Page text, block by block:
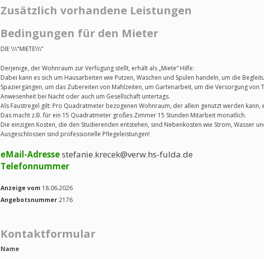
Zusätzlich vorhandene Leistungen
Bedingungen für den Mieter
DIE \\\"MIETE\\\"
Derjenige, der Wohnraum zur Verfügung stellt, erhält als „Miete“ Hilfe:
Dabei kann es sich um Hausarbeiten wie Putzen, Waschen und Spülen handeln, um die
Spaziergängen, um das Zubereiten von Mahlzeiten, um Gartenarbeit, um die Versorgung von
Anwesenheit bei Nacht oder auch um Gesellschaft untertags.
Als Faustregel gilt: Pro Quadratmeter bezogenen Wohnraum, der allein genutzt werden kann,
Das macht z.B. für ein 15 Quadratmeter großes Zimmer 15 Stunden Mitarbeit monatlich.
Die einzigen Kosten, die den Studierenden entstehen, sind Nebenkosten wie Strom, Wasser
Ausgeschlossen sind professionelle Pflegeleistungen!
eMail-Adressestefanie.krecek@verw.hs-fulda.de
Telefonnummer
Anzeige vom 18.06.2026
Angebotsnummer2176
Kontaktformular
Name